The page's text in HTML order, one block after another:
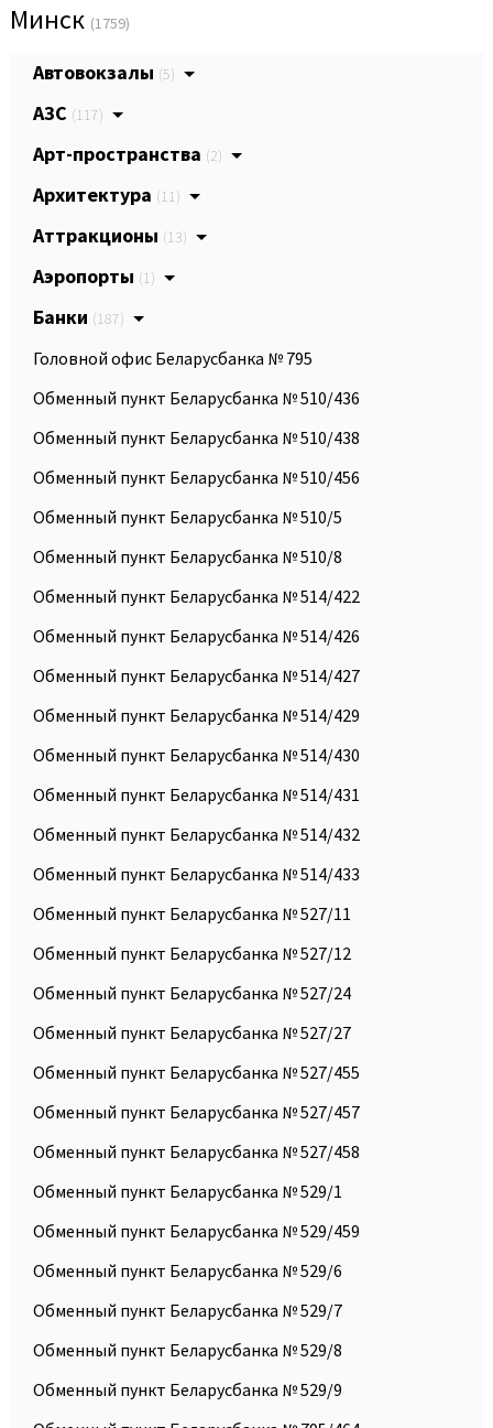
Минск (1759)
Автовокзалы (5)
АЗС (117)
Арт-пространства (2)
Архитектура (11)
Аттракционы (13)
Аэропорты (1)
Банки (187)
Головной офис Беларусбанка № 795
Обменный пункт Беларусбанка № 510/436
Обменный пункт Беларусбанка № 510/438
Обменный пункт Беларусбанка № 510/456
Обменный пункт Беларусбанка № 510/5
Обменный пункт Беларусбанка № 510/8
Обменный пункт Беларусбанка № 514/422
Обменный пункт Беларусбанка № 514/426
Обменный пункт Беларусбанка № 514/427
Обменный пункт Беларусбанка № 514/429
Обменный пункт Беларусбанка № 514/430
Обменный пункт Беларусбанка № 514/431
Обменный пункт Беларусбанка № 514/432
Обменный пункт Беларусбанка № 514/433
Обменный пункт Беларусбанка № 527/11
Обменный пункт Беларусбанка № 527/12
Обменный пункт Беларусбанка № 527/24
Обменный пункт Беларусбанка № 527/27
Обменный пункт Беларусбанка № 527/455
Обменный пункт Беларусбанка № 527/457
Обменный пункт Беларусбанка № 527/458
Обменный пункт Беларусбанка № 529/1
Обменный пункт Беларусбанка № 529/459
Обменный пункт Беларусбанка № 529/6
Обменный пункт Беларусбанка № 529/7
Обменный пункт Беларусбанка № 529/8
Обменный пункт Беларусбанка № 529/9